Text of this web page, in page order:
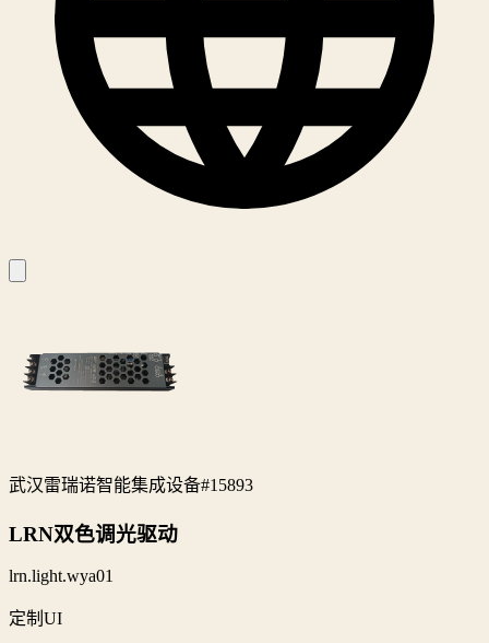
武汉雷瑞诺智能集成设备#15893
LRN双色调光驱动
lrn.light.wya01
定制UI